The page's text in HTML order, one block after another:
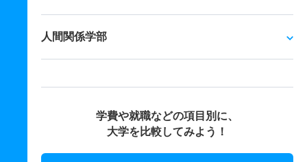
人間関係学部
学費や就職などの項目別に、
大学を比較してみよう！